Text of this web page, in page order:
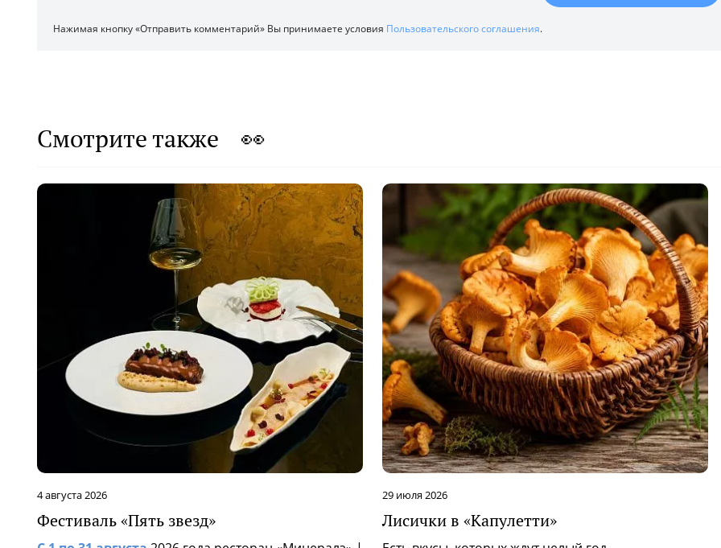
Нажимая кнопку «Отправить комментарий» Вы принимаете условия Пользовательского соглашения.
Смотрите также 👀
4 августа 2026
Фестиваль «Пять звезд»
29 июля 2026
Лисички в «Капулетти»